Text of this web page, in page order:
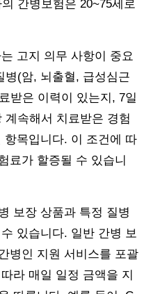
간병보험은 20~75세로
고지 의무 사항이 중요
병(암, 뇌출혈, 급성심근
받은 이력이 있는지, 7일
계속해서 치료받은 경험
목입니다. 이 조건에 따
료가 할증될 수 있습니
보장 상품과 특정 질병
있습니다. 일반 간병 보
병인 지원 서비스를 포괄
라 매일 일정 금액을 지